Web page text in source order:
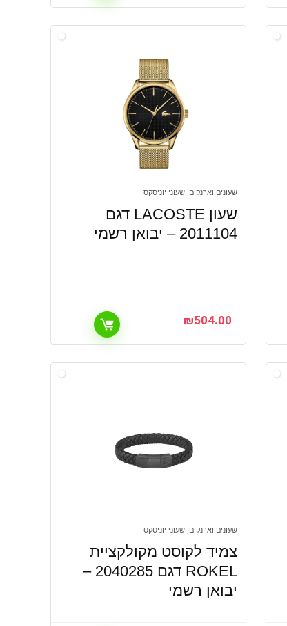
שעונים וארנקים, שעוני יוניסקס
שעון LACOSTE דגם
2011104 – יבואן רשמי
₪504.00
שעונים וארנקים, שעוני יוניסקס
צמיד לקוסט מקולקציית
ROKEL דגם 2040285 –
יבואן רשמי